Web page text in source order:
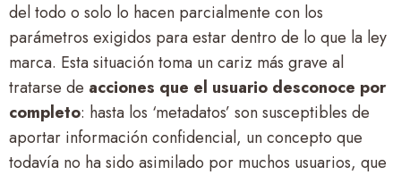
del todo o solo lo hacen parcialmente con los
parámetros exigidos para estar dentro de lo que la ley
marca. Esta situación toma un cariz más grave al
tratarse de acciones que el usuario desconoce por
completo: hasta los ‘metadatos’ son susceptibles de
aportar información confidencial, un concepto que
todavía no ha sido asimilado por muchos usuarios, que